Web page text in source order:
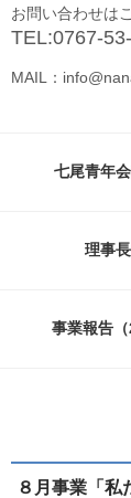
お問い合わせは
TEL:0767-
MAIL：
組織図
事業運動（
新型コロナ
七尾青年
理事
事業報告（
８月事業「私